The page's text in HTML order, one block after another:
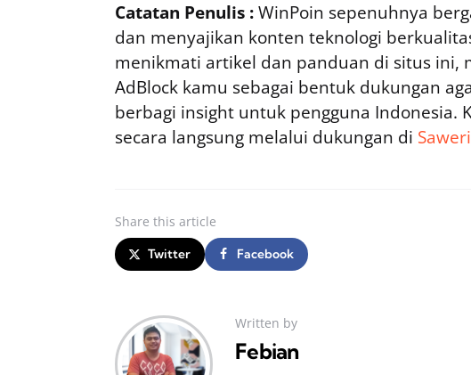
Catatan Penulis :WinPoin sepenuhnya
dan menyajikan konten teknologi
menikmati artikel dan panduan di situs ini,
AdBlock kamu sebagai bentuk dukungan
berbagi insight untuk pengguna Indonesia.
secara langsung melalui dukungan di
Share this article
Twitter Facebook
Written by
Febian